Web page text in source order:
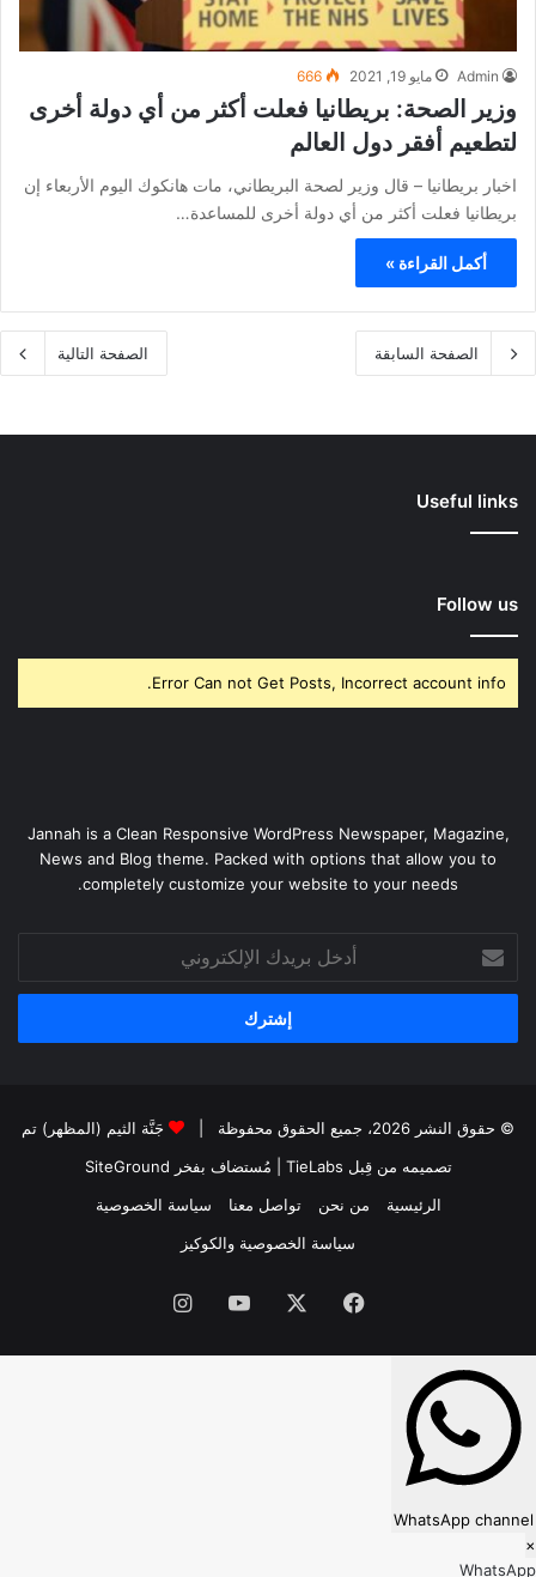
Admin مايو 19, 2021 666
وزير الصحة: بريطانيا فعلت أكثر من أي دولة أخرى
لتطعيم أفقر دول العالم
اخبار بريطانيا – قال وزير لصحة البريطاني، مات هانكوك اليوم الأربعاء إن
بريطانيا فعلت أكثر من أي دولة أخرى للمساعدة…
أكمل القراءة »
الصفحة السابقة الصفحة التالية
Useful links
Follow us
Error Can not Get Posts, Incorrect account info.
Jannah is a Clean Responsive WordPress Newspaper, Magazine,
News and Blog theme. Packed with options that allow you to
completely customize your website to your needs.
بريدك
© حقوق النشر 2026، جميع الحقوق محفوظة |
جَنَّة الثيم (المظهر) تم
تصميمه من قِبل TieLabs
| مُستضاف بفخر SiteGround
الرئيسية
من نحن تواصل معنا
سياسة الخصوصية
سياسة الخصوصية والكوكيز
فيسبوك ‫YouTubeانستقرام
WhatsApp channel
×
WhatsApp